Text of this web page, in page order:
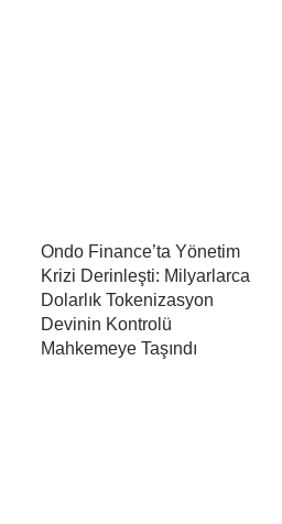
Ondo Finance’ta Yönetim
Krizi Derinleşti: Milyarlarca
Dolarlık Tokenizasyon
Devinin Kontrolü
Mahkemeye Taşındı